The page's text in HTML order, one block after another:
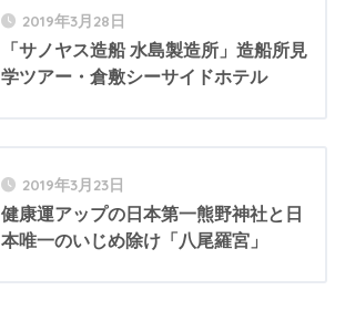
2019年3月28日
「サノヤス造船 水島製造所」造船所見
学ツアー・倉敷シーサイドホテル
2019年3月23日
健康運アップの日本第一熊野神社と日
本唯一のいじめ除け「八尾羅宮」